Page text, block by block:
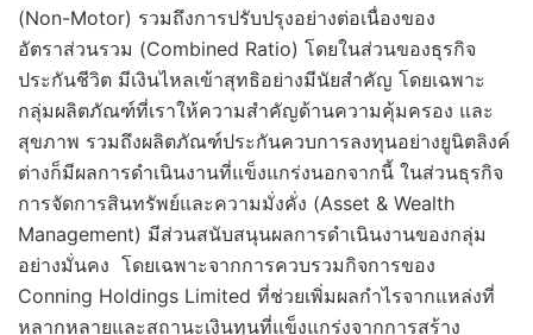
(Non-Motor) รวมถึงการปรับปรุงอย่างต่อเนื่องของ
อัตราส่วนรวม (Combined Ratio) โดยในส่วนของธุรกิจ
ประกันชีวิต มีเงินไหลเข้าสุทธิอย่างมีนัยสำคัญ โดยเฉพาะ
กลุ่มผลิตภัณฑ์ที่เราให้ความสำคัญด้านความคุ้มครอง และ
สุขภาพ รวมถึงผลิตภัณฑ์ประกันควบการลงทุนอย่างยูนิตลิงค์
ต่างก็มีผลการดำเนินงานที่แข็งแกร่งนอกจากนี้ ในส่วนธุรกิจ
การจัดการสินทรัพย์และความมั่งคั่ง (Asset & Wealth
Management) มีส่วนสนับสนุนผลการดำเนินงานของกลุ่ม
อย่างมั่นคง โดยเฉพาะจากการควบรวมกิจการของ
Conning Holdings Limited ที่ช่วยเพิ่มผลกำไรจากแหล่งที่
หลากหลายและสถานะเงินทุนที่แข็งแกร่งจากการสร้าง